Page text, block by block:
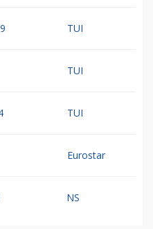
TUI
TUI
TUI
Eurostar
NS